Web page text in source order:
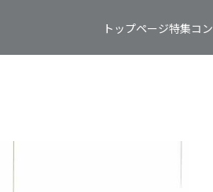
トップページ特集コ